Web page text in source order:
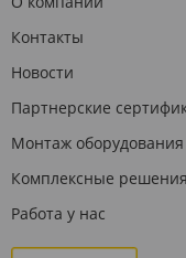
Контакты
Новости
Партнерские
Монтаж оборудования
Комплексные решения
Работа у нас